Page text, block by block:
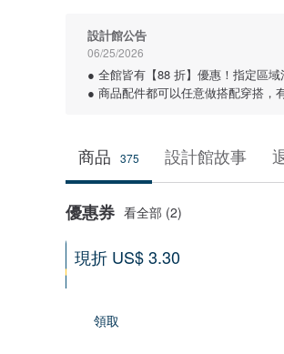
設計館公告
06/25/2026
● 全館皆有【88 折】優惠！指定區域
● 商品配件都可以任意做搭配穿搭，
商品 375 設計館故事
優惠券 看全部 (2)
現折 US$ 3.30
領取